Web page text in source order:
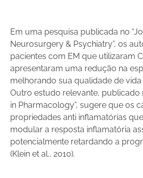
Em uma pesquisa publicada no
Neurosurgery & Psychiatry”, os
pacientes com EM que utilizaram
apresentaram uma redução na
melhorando sua qualidade de vida
Outro estudo relevante, publicado
in Pharmacology”, sugere que os
propriedades anti inflamatórias
modular a resposta inflamatória
potencialmente retardando a
(Klein et al., 2010).